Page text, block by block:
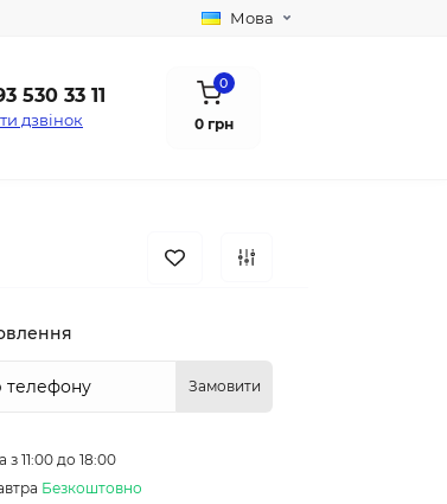
Мова
530 33 11
дзвінок
0
0 грн
Замовити
з 11:00 до 18:00
Безкоштовно